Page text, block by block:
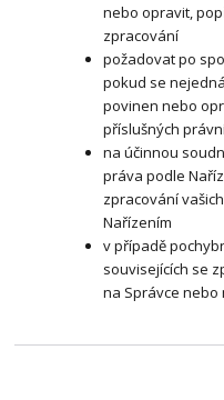
nebo opravit,
zpracování
požadovat po
pokud se
povinen nebo
příslušných
na účinnou
práva podle
zpracování
Nařízením
v případě
souvisejících se
na Správce